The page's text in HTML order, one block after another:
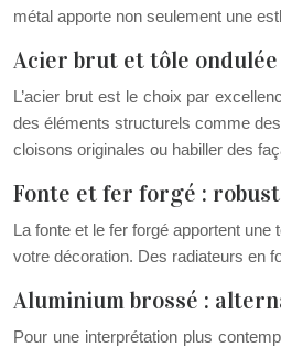
métal apporte non seulement une
Acier brut et tôle
L’acier brut est le choix par
des éléments structurels comme
cloisons originales ou habiller des
Fonte et fer forgé :
La fonte et le fer forgé apportent
votre décoration. Des radiateurs en
Aluminium brossé :
Pour une interprétation plus